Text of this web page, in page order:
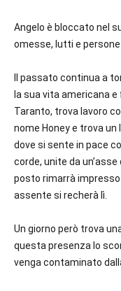
Angelo è bloccato nel
omesse, lutti e
Il passato continua a
la sua vita americana
Taranto, trova lavoro
nome Honey e trova un
dove si sente in pace
corde, unite da
posto rimarrà
assente si recherà lì.
Un giorno però trova
questa presenza lo
venga contaminato